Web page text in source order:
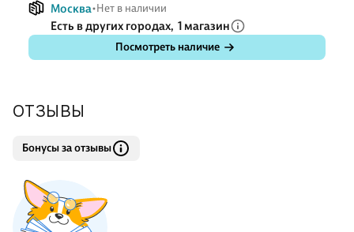
Москва Нет в наличии
Есть в других городах, 1 магазин
Посмотреть наличие
ОТЗЫВЫ
Бонусы за отзывы